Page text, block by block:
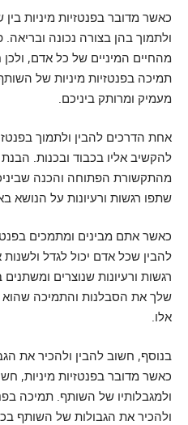
כאשר מדובר בפנטזיות מיניות בין
ולתמוך בהן בצורה נכונה ובריאה.
מהחיים המיניים של כל אדם, ולכן
תמיכה בפנטזיות מיניות של
מעמיק ומרותק ביניכם.
אחת הדרכים להבין ולתמוך
להקשיב אליו בכבוד ובכנות. הבנת
מהתקשורת הפתוחה והכנה
שתפו רגשות ורעיונות על הנושא
כאשר אתם מבינים ומתמכים
להבין שכל אדם יכול לגדל ולשנות
רגשות ורעיונות שנוצרים
שלך את הסבלנות והתמיכה שהוא
אלו.
בנוסף, חשוב להבין ולהכיר את
כאשר מדובר בפנטזיות מיניות,
ולמגבלותיו של השותף. תמיכה
ולהכיר את הגבולות של השותף בכל